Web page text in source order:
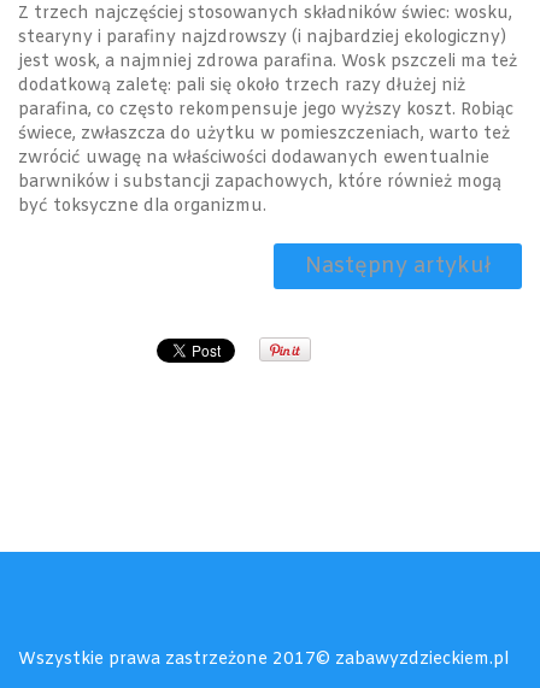
Z trzech najczęściej stosowanych składników świec: wosku,
stearyny i parafiny najzdrowszy (i najbardziej ekologiczny)
jest wosk, a najmniej zdrowa parafina. Wosk pszczeli ma też
dodatkową zaletę: pali się około trzech razy dłużej niż
parafina, co często rekompensuje jego wyższy koszt. Robiąc
świece, zwłaszcza do użytku w pomieszczeniach, warto też
zwrócić uwagę na właściwości dodawanych ewentualnie
barwników i substancji zapachowych, które również mogą
być toksyczne dla organizmu.
Następny artykuł
Wszystkie prawa zastrzeżone 2017© zabawyzdzieckiem.pl